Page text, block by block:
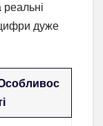
цифри дуже